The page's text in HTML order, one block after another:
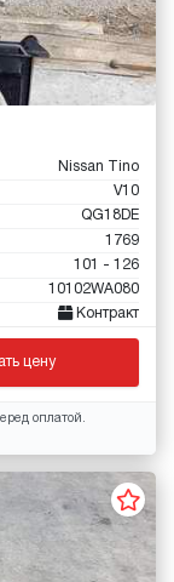
Nissan Tino
V10
QG18DE
1769
101 - 126
10102WA080
Контракт
цену
оплатой.